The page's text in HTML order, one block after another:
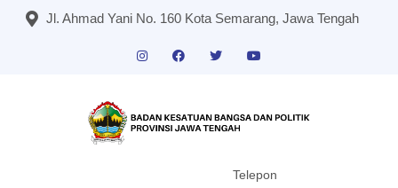
Jl. Ahmad Yani No. 160 Kota Semarang, Jawa Tengah
Telepon